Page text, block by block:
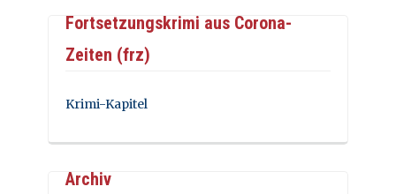
Fortsetzungskrimi aus Corona-
Zeiten (frz)
Krimi-Kapitel
Archiv